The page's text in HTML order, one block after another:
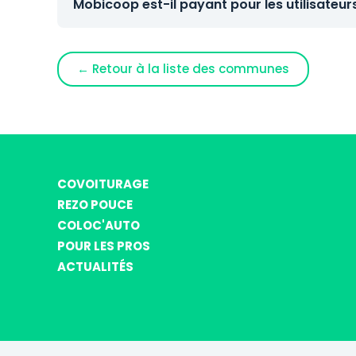
Mobicoop est-il payant pour les
← Retour à la liste des communes
COVOITURAGE
REZO POUCE
COLOC'AUTO
POUR LES PROS
ACTUALITÉS